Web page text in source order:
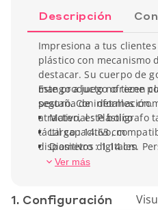
Descripción
Impresiona a tus
plástico con mecanismo
destacar. Su cuerpo de
mango a juego ofrecen
seguro. Con detalles
atractivo, este bolígrafo
táctil capacitivo,
dispositivos digitales.
nombre y logotipo de tu
herramienta ideal para
Este producto no tiene
pestaña de información.
Material : Plástico
Largo : 14.63 cm
Diametro : 1.14 cm
Peso unitario : 9.07 gr
Ver más
1. Conf­iguración